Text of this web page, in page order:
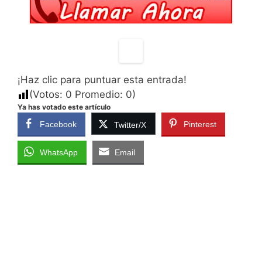
¡Haz clic para puntuar esta entrada!
(Votos: 0 Promedio: 0)
Ya has votado este artículo
Facebook Twitter/X Pinterest
WhatsApp Email